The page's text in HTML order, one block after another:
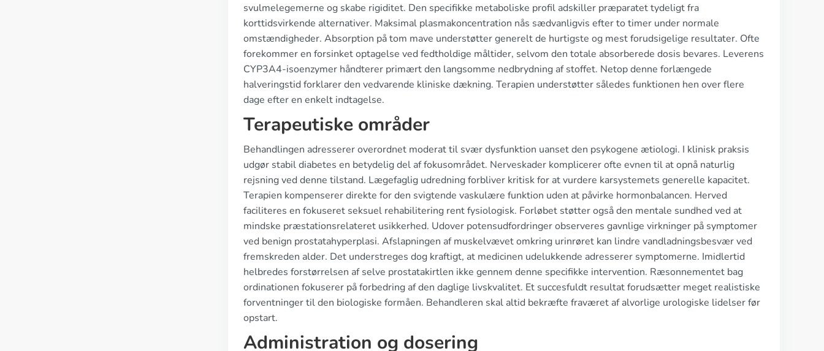
svulmelegemerne og skabe rigiditet. Den specifikke metaboliske profil adskiller præparatet tydeligt fra
korttidsvirkende alternativer. Maksimal plasmakoncentration nås sædvanligvis efter to timer under normale
omstændigheder. Absorption på tom mave understøtter generelt de hurtigste og mest forudsigelige resultater. Ofte
forekommer en forsinket optagelse ved fedtholdige måltider, selvom den totale absorberede dosis bevares. Leverens
CYP3A4-isoenzymer håndterer primært den langsomme nedbrydning af stoffet. Netop denne forlængede
halveringstid forklarer den vedvarende kliniske dækning. Terapien understøtter således funktionen hen over flere
dage efter en enkelt indtagelse.
Terapeutiske områder
Behandlingen adresserer overordnet moderat til svær dysfunktion uanset den psykogene ætiologi. I klinisk praksis
udgør stabil diabetes en betydelig del af fokusområdet. Nerveskader komplicerer ofte evnen til at opnå naturlig
rejsning ved denne tilstand. Lægefaglig udredning forbliver kritisk for at vurdere karsystemets generelle kapacitet.
Terapien kompenserer direkte for den svigtende vaskulære funktion uden at påvirke hormonbalancen. Herved
faciliteres en fokuseret seksuel rehabilitering rent fysiologisk. Forløbet støtter også den mentale sundhed ved at
mindske præstationsrelateret usikkerhed. Udover potensudfordringer observeres gavnlige virkninger på symptomer
ved benign prostatahyperplasi. Afslapningen af muskelvævet omkring urinrøret kan lindre vandladningsbesvær ved
fremskreden alder. Det understreges dog kraftigt, at medicinen udelukkende adresserer symptomerne. Imidlertid
helbredes forstørrelsen af selve prostatakirtlen ikke gennem denne specifikke intervention. Ræsonnementet bag
ordinationen fokuserer på forbedring af den daglige livskvalitet. Et succesfuldt resultat forudsætter meget realistiske
forventninger til den biologiske formåen. Behandleren skal altid bekræfte fraværet af alvorlige urologiske lidelser før
opstart.
Administration og dosering